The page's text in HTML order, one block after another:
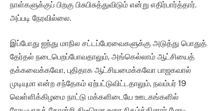
நாள்களுக்குப் பிறகு பிசுபிசுத்துவிடும் என்று எதிர்பார்த்தார்.
அப்படி நேரவில்லை.
இப்போது ஐந்து மாநில சட்டப்பேரவைகளுக்கு அடுத்து பொதுத்
தேர்தல் நடைபெறப்போவதாலும், அங்கெல்லாம் ஆட்சியைத்
தக்கவைக்கவோ, புதிதாக ஆட்சியமைக்கவோ பாஜகவால்
முடியுமா என்ற சந்தேகம் ஏற்பட்டுவிட்டதாலும், நவம்பர் 19
வெள்ளிக்கிழமை நாட்டு மக்களிடையே ஊடகங்களில்